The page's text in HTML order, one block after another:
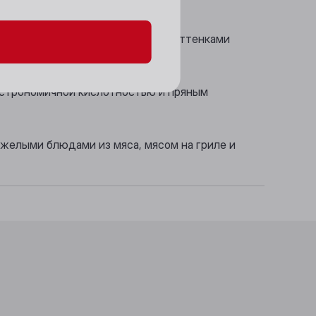
с лёгкими пряными нотками и оттенками
кислотностью и пряным
блюдами из мяса, мясом на гриле и